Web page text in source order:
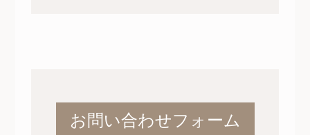
ギャラリー
お問い合わせフォーム